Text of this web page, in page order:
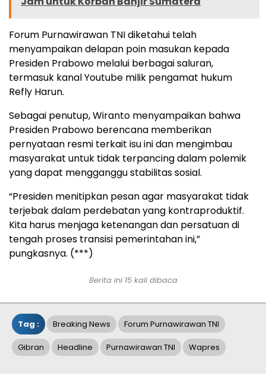
Forum Purnawirawan TNI diketahui telah
menyampaikan delapan poin masukan kepada
Presiden Prabowo melalui berbagai saluran,
termasuk kanal Youtube milik pengamat hukum
Refly Harun.
Sebagai penutup, Wiranto menyampaikan bahwa
Presiden Prabowo berencana memberikan
pernyataan resmi terkait isu ini dan mengimbau
masyarakat untuk tidak terpancing dalam polemik
yang dapat mengganggu stabilitas sosial.
“Presiden menitipkan pesan agar masyarakat tidak
terjebak dalam perdebatan yang kontraproduktif.
Kita harus menjaga ketenangan dan persatuan di
tengah proses transisi pemerintahan ini,”
pungkasnya. (***)
Berita ini 15 kali dibaca
Tag : Breaking News Forum Purnawirawan TNI
Gibran Headline Purnawirawan TNI Wapres